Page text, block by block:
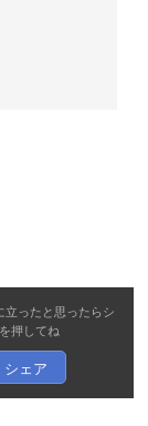
立ったと思ったらシ
を押してね
シェア